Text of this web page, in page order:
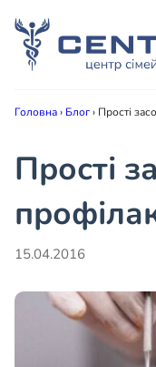
Головна› Блог› Прості
Прості
15.04.2016